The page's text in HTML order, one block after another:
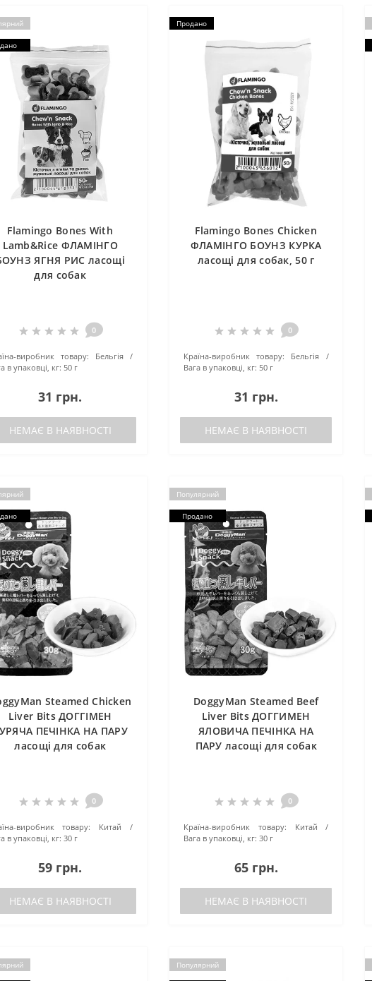
Flamingo Bones With
Lamb&Rice ФЛАМІНГО
ЯГНЯ РИС ласощі
для собак
0
виробник товару:
Бельгія
в упаковці, кг: 50 г
31 грн.
НЕМАЄ В НАЯВНОСТІ
Продано
Flamingo Bones Chicken
ФЛАМІНГО БОУНЗ КУРКА
ласощі для собак, 50 г
0
Країна-виробник товару:
Бельгія
Вага в упаковці, кг: 50 г
31 грн.
НЕМАЄ В НАЯВНОСТІ
Steamed Chicken
Liver Bits ДОГГІМЕН
ПЕЧІНКА НА ПАРУ
ласощі для собак
0
виробник товару:
Китай
в упаковці, кг: 30 г
59 грн.
НЕМАЄ В НАЯВНОСТІ
Популярний
Продано
DoggyMan Steamed Beef
Liver Bits ДОГГИМЕН
ЯЛОВИЧА ПЕЧІНКА НА
ПАРУ ласощі для собак
0
Країна-виробник товару:
Китай
Вага в упаковці, кг: 30 г
65 грн.
НЕМАЄ В НАЯВНОСТІ
Популярний